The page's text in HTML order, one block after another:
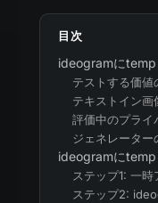
目次
ideogramにtemp
テストする価値
テキストイン画
評価中のプライ
ジェネレーター
ideogramに
ステップ1: 一
ステップ2: